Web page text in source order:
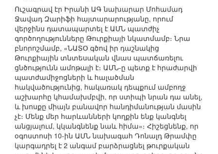
Ուշագրավ էր Իրանի ԱԳ նախարար Մոհամադ
Ջավադ Զարիֆի հայտարարությանը, որում
վերջինս դատապարտել է ԱՄՆ պատժիչ
գործողությունները Թուրքիայի նկատմամբ։ Նրա
բնորոշմամբ, «ՆԱՏՕ գծով իր դաշնակից
Թուրքիային տնտեսական վնաս պատճառելու
ցնծությունն ամոթալի է։ ԱՄՆ-ը պետք է հրաժարվի
պատժամիջոցների և հալածման
հակվածությունից, հակառակ դեպքում ամբողջ
աշխարհը կհամախմբվի, որ ստիպի նրան դա անել,
և խոսքը միայն բանավոր հանդիմանության մասին
չէ։ Մենք մեր հարևանների կողքին ենք կանգնել
անցյալում, կկանգնենք նաև հիմա»։ Հիշեցնենք, որ
օգոստոսի 10-ին ԱՄՆ նախագահ Դոնալդ Թրամփը
կարգադրել է 2 անգամ բարձրացնել թուրքական